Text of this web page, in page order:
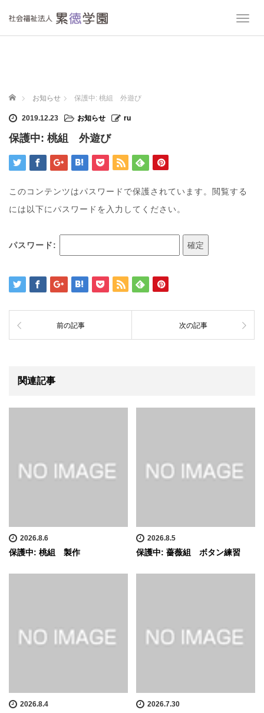
T
n
ホーム お知らせ 保護中: 桃組 外遊び
2019.12.23 お知らせ ru
保護中: 桃組 外遊び
このコンテンツはパスワードで保護されています。閲覧する
には以下にパスワードを入力してください。
パスワード:
前の記事 次の記事
関連記事
2026.8.6
保護中: 桃組 製作
2026.8.5
保護中: 薔薇組 ボタン練習
2026.8.4 2026.7.30